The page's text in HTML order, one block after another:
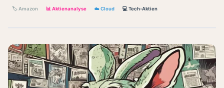
🏷️ Amazon 📊 Aktienanalyse ☁️ Cloud 💻 Tech-Aktien